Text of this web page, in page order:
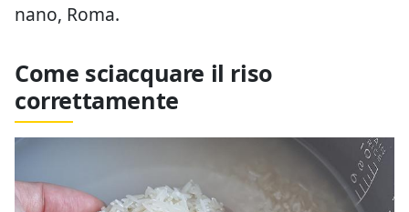
nano, Roma.
Come sciacquare il riso
correttamente